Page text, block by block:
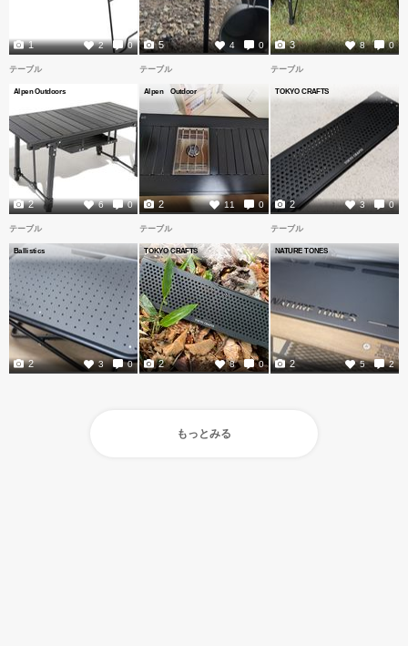
2 0
1 4 0
5 8 0
3
テーブル
Alpen Outdoors
6 0
2
テーブル
Alpen Outdoor
11 0
2
テーブル
TOKYO CRAFTS
3 0
2
テーブル
Ballistics
3 0
2
テーブル
TOKYO CRAFTS
8 0
2
テーブル
NATURE TONES
5 2
2
もっとみる